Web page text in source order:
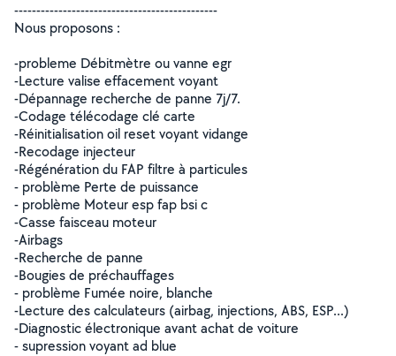
----------------------------------------------
Nous proposons :
-probleme Débitmètre ou vanne egr
-Lecture valise effacement voyant
-Dépannage recherche de panne 7j/7.
-Codage télécodage clé carte
-Réinitialisation oil reset voyant vidange
-Recodage injecteur
-Régénération du FAP filtre à particules
- problème Perte de puissance
- problème Moteur esp fap bsi c
-Casse faisceau moteur
-Airbags
-Recherche de panne
-Bougies de préchauffages
- problème Fumée noire, blanche
-Lecture des calculateurs (airbag, injections, ABS, ESP...)
-Diagnostic électronique avant achat de voiture
- supression voyant ad blue